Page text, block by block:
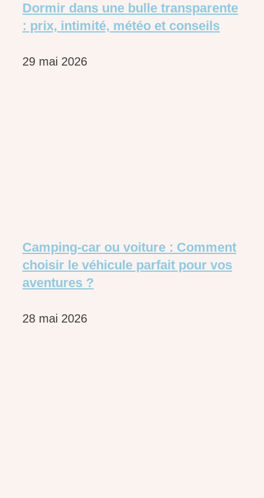
Dormir dans une bulle transparente
: prix, intimité, météo et conseils
29 mai 2026
Camping-car ou voiture : Comment
choisir le véhicule parfait pour vos
aventures ?
28 mai 2026